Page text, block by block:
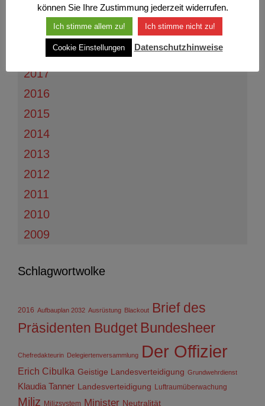
2020
2019
2017
2016
2015
2014
2013
2012
2011
2010
2009
Schlagwortwolke
2016 Aufbauplan 2032 Ausrüstung Blackout Brief des
Präsidenten Budget Bundesheer
Chefredakteurin Delegiertenversammlung Der Offizier
Erich Cibulka Geistige Landesverteidigung Grundwehrdienst
Klaudia Tanner Landesverteidigung Luftraumüberwachung
Miliz Milizsystem Minister Neutralität
können Sie Ihre Zustimmung jederzeit widerrufen.
Ich stimme allem zu! Ich stimme nicht zu!
Cookie Einstellungen Datenschutzhinweise